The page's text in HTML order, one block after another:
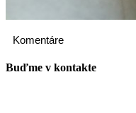
Komentáre
Buďme v kontakte